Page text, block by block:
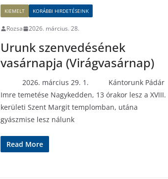
KIEMELT KORÁBBI HIRDETÉSEINK
Rozsa 2026. március. 28.
Urunk szenvedésének
vasárnapja (Virágvasárnap)
2026. március 29. 1. Kántorunk Pádár
Imre temetése Nagykedden, 13 órakor lesz a XVIII.
kerületi Szent Margit templomban, utána
gyászmise lesz nálunk
Read More